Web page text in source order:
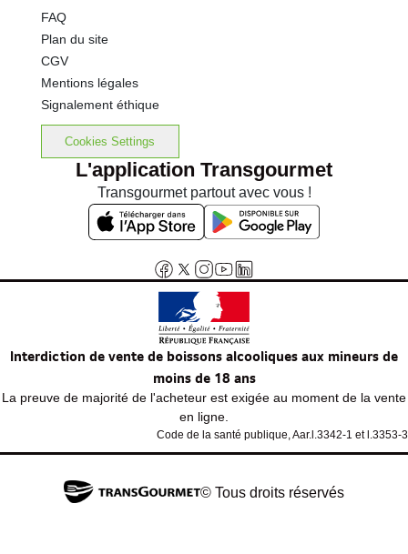
FAQ
Plan du site
CGV
Mentions légales
Signalement éthique
Cookies Settings
L'application Transgourmet
Transgourmet partout avec vous !
Interdiction de vente de boissons alcooliques aux mineurs de
moins de 18 ans
La preuve de majorité de l'acheteur est exigée au moment de la vente
en ligne.
Code de la santé publique, Aar.l.3342-1 et l.3353-3
© Tous droits réservés